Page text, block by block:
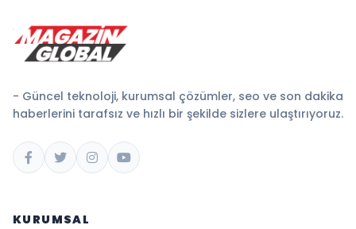
- Güncel teknoloji, kurumsal çözümler, seo ve son dakika
haberlerini tarafsız ve hızlı bir şekilde sizlere ulaştırıyoruz.
KURUMSAL